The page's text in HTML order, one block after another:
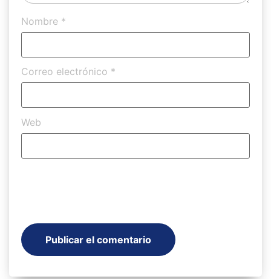
Nombre *
Correo electrónico *
Web